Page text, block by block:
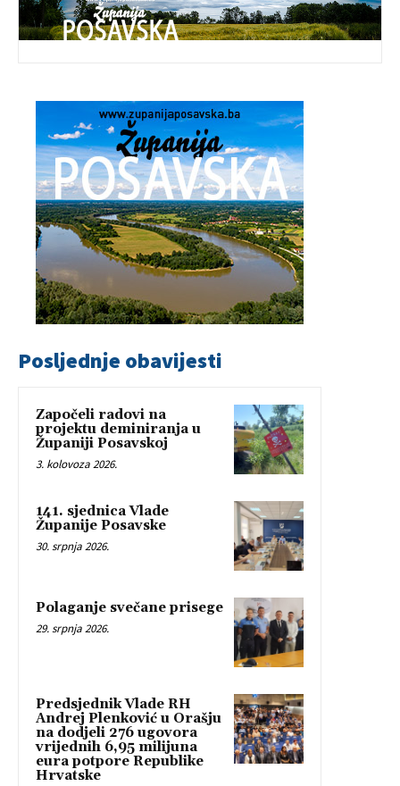
Posljednje obavijesti
Započeli radovi na
projektu deminiranja u
Županiji Posavskoj
3. kolovoza 2026.
141. sjednica Vlade
Županije Posavske
30. srpnja 2026.
Polaganje svečane prisege
29. srpnja 2026.
Predsjednik Vlade RH
Andrej Plenković u Orašju
na dodjeli 276 ugovora
vrijednih 6,95 milijuna
eura potpore Republike
Hrvatske